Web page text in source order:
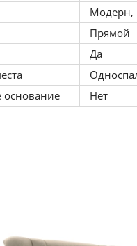
Модерн,
Прямой
Да
основание
Нет